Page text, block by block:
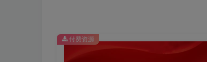
付费资源